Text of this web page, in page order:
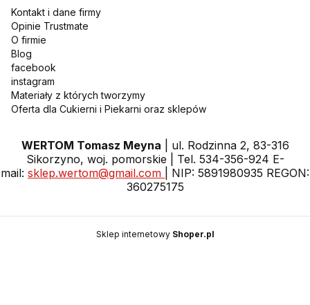
Kontakt i dane firmy
Opinie Trustmate
O firmie
Blog
facebook
instagram
Materiały z których tworzymy
Oferta dla Cukierni i Piekarni oraz sklepów
WERTOM Tomasz Meyna | ul. Rodzinna 2, 83-316
Sikorzyno, woj. pomorskie | Tel. 534-356-924 E-
mail: sklep.wertom@gmail.com
| NIP: 5891980935 REGON:
360275175
Sklep internetowy Shoper.pl